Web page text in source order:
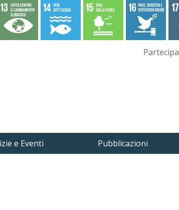
Partecipa
e Eventi Pubblicazioni